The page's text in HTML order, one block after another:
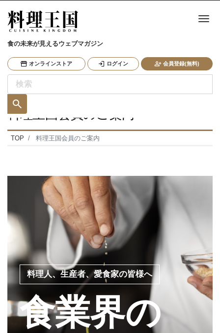
食の未来が見えるウェブマガジン
オンラインストア ログイン 会員登録(無料)
ナ
料理王国会員のご案内
TOP 料理王国会員のご案内
料理人、生産者、愛食家の皆様へ
食業界の